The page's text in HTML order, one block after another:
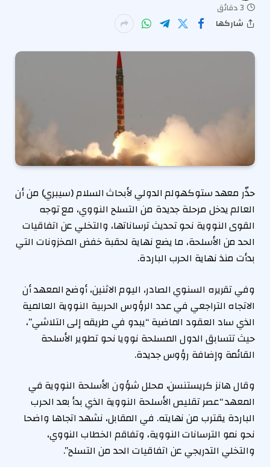
3 دقائق
شاركها
حذّر معهد ستوكهولم الدولي لأبحاث السلام (سيبري) من أن
العالم يدخل مرحلة جديدة من التسلح النووي، مع توجه
القوى النووية نحو تحديث ترساناتها، والتخلي عن اتفاقيات
الحد من الأسلحة، ما يضع نهاية لحقبة خفض المخزونات التي
بدأت منذ نهاية الحرب الباردة.
وفي تقريره السنوي الصادر، اليوم الاثنين، أوضح المعهد أن
الاتجاه التراجعي في عدد الرؤوس الحربية النووية العالمية
الذي ساد العقود الماضية “يبدو في طريقه إلى التلاشي”،
حيث تتسابق الدول المسلحة نوويا نحو تطوير الأسلحة
القائمة وإضافة رؤوس جديدة.
وقال هانز كريستنسن، محلل شؤون الأسلحة النووية في
المعهد “عصر تقليص الأسلحة النووية الذي بدأ بعد الحرب
الباردة يقترب من نهايته. في المقابل، نشهد اتجاها واضحا
نحو نمو الترسانات النووية، وتفاقم الخطاب النووي،
والتخلي التدريجي عن اتفاقيات الحد من التسلح”.